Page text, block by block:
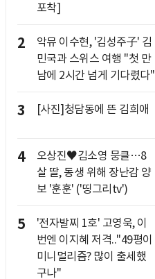
포착]
2
악뮤 이수현, '김성주子' 김
민국과 스위스 여행 "첫 만
남에 2시간 넘게 기다렸다"
3 [사진]청담동에 뜬 김희애
4
오상진♥김소영 뭉클…8
살 딸, 동생 위해 장난감 양
보 '훈훈' ('띵그리tv')
5
'전자발찌 1호' 고영욱, 이
번엔 이지혜 저격.."49평이
미니멀리즘? 많이 출세했
구나"